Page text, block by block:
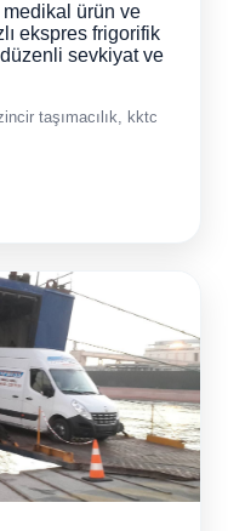
medikal ürün ve
ekspres frigorifik
sevkiyat ve
taşımacılık, kktc